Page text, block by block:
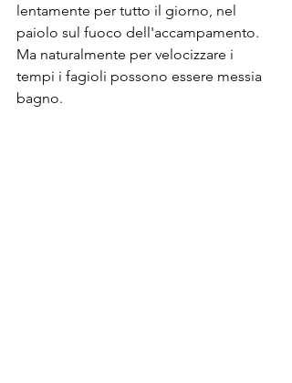
lentamente per tutto il giorno, nel
paiolo sul fuoco dell'accampamento.
Ma naturalmente per velocizzare i
tempi i fagioli possono essere messia
bagno.